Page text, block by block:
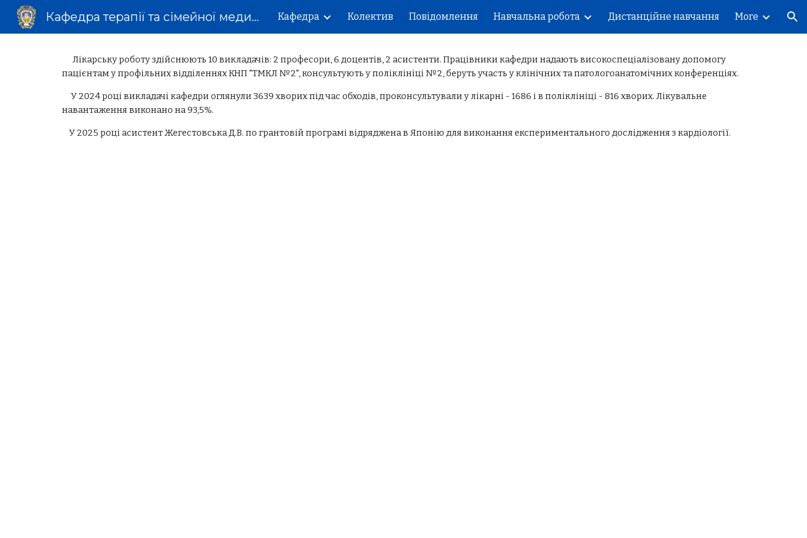
Skip to main content Skip to navigation
Кафедра терапії та сімейної медицини факультету післядипломної освіти Кафедра Колектив Повідомлення Навчальна робота Дистанційне навчання More
Лікарську роботу здійснюють 10 викладачів: 2 професори, 6 доцентів, 2 асистенти. Працівники кафедри надають високоспеціалізовану допомогу
пацієнтам у профільних відділеннях КНП "ТМКЛ №2", консультують у поліклініці №2, беруть участь у клінічних та патологоанатомічних конференціях.
У 2024 році викладачі кафедри оглянули 3639 хворих під час обходів, проконсультували у лікарні - 1686 і в поліклініці - 816 хворих. Лікувальне
навантаження виконано на 93,5%.
У 2025 році асистент Жегестовська Д.В. по грантовій програмі відряджена в Японію для виконання експериментального дослідження з кардіології.